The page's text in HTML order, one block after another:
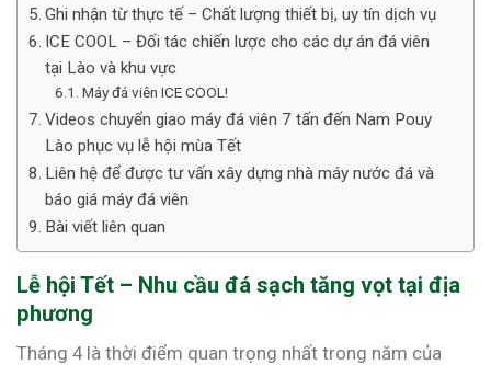
Ghi nhận từ thực tế – Chất lượng thiết bị, uy tín dịch vụ
ICE COOL – Đối tác chiến lược cho các dự án đá viên
tại Lào và khu vực
Máy đá viên ICE COOL!
Videos chuyển giao máy đá viên 7 tấn đến Nam Pouy
Lào phục vụ lễ hội mùa Tết
Liên hệ để được tư vấn xây dựng nhà máy nước đá và
báo giá máy đá viên
Bài viết liên quan
Lễ hội Tết – Nhu cầu đá sạch tăng vọt tại địa
phương
Tháng 4 là thời điểm quan trọng nhất trong năm của